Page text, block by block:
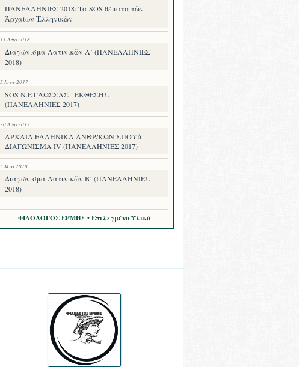
ΠΑΝΕΛΛΗΝΙΕΣ 2018: Τα SOS θέματα τῶν
Ἀρχαίων Ἑλληνικῶν
11 Απρ 2018
Διαγώνισμα Λατινικῶν Α’ (ΠΑΝΕΛΛΗΝΙΕΣ
2018)
5 Ιουν 2017
SOS Ν.Ε ΓΛΩΣΣΑΣ - ΕΚΘΕΣΗΣ
(ΠΑΝΕΛΛΗΝΙΕΣ 2017)
20 Απρ 2017
ΑΡΧΑΙΑ ΕΛΛΗΝΙΚΑ ΑΝΘΡ/ΚΩΝ ΣΠΟΥΔ. -
ΔΙΑΓΩΝΙΣΜΑ IV (ΠΑΝΕΛΛΗΝΙΕΣ 2017)
5 Μαΐ 2018
Διαγώνισμα Λατινικῶν Β’ (ΠΑΝΕΛΛΗΝΙΕΣ
2018)
ΦΙΛΟΛΟΓΟΣ ΕΡΜΗΣ • Επιλεγμένο Υλικό